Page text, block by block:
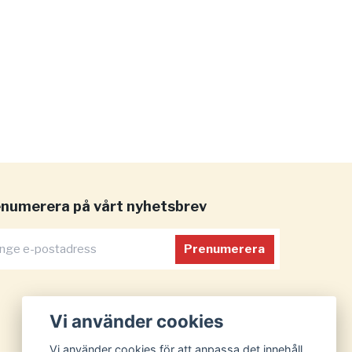
på vårt nyhetsbrev
Prenumerera
Vi använder cookies